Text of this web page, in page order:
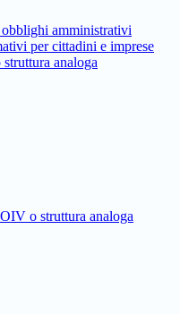
obblighi amministrativi
per cittadini e imprese
analoga
o struttura analoga